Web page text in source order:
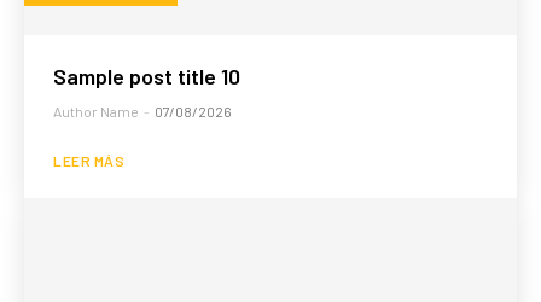
Sample post title 10
Author Name - 07/08/2026
LEER MÁS